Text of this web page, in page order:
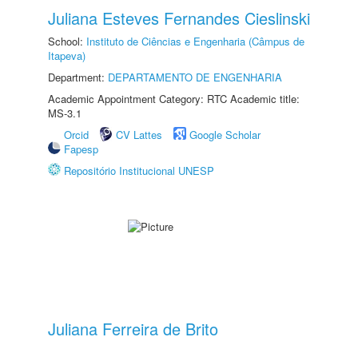
Juliana Esteves Fernandes Cieslinski
School: Instituto de Ciências e Engenharia (Câmpus de
Itapeva)
Department: DEPARTAMENTO DE ENGENHARIA
Academic Appointment Category: RTC Academic title:
MS-3.1
Orcid
CV Lattes
Google Scholar
Fapesp
Repositório Institucional UNESP
Juliana Ferreira de Brito